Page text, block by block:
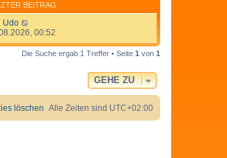
BEITRAG
Udo
00:52
Die Suche ergab 1 Treffer • Seite 1 von 1
GEHE ZU
Alle Zeiten sind UTC+02:00
löschen